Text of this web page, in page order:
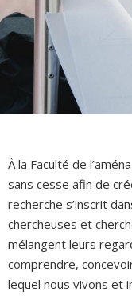
À la Faculté de
sans cesse afin de
recherche s’inscrit
chercheuses et
mélangent leurs
comprendre,
lequel nous vivons et